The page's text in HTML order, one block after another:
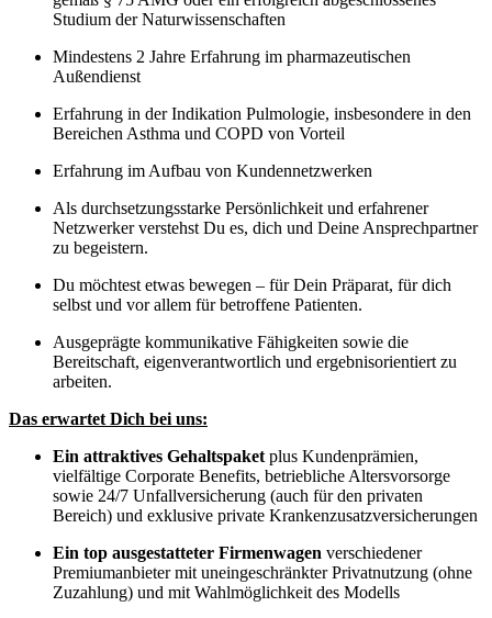
Studium der Naturwissenschaften
Mindestens 2 Jahre Erfahrung im pharmazeutischen
Außendienst
Erfahrung in der Indikation Pulmologie, insbesondere in den
Bereichen Asthma und COPD von Vorteil
Erfahrung im Aufbau von Kundennetzwerken
Als durchsetzungsstarke Persönlichkeit und erfahrener
Netzwerker verstehst Du es, dich und Deine Ansprechpartner
zu begeistern.
Du möchtest etwas bewegen – für Dein Präparat, für dich
selbst und vor allem für betroffene Patienten.
Ausgeprägte kommunikative Fähigkeiten sowie die
Bereitschaft, eigenverantwortlich und ergebnisorientiert zu
arbeiten.
Das erwartet Dich bei uns:
Ein attraktives Gehaltspaket plus Kundenprämien,
vielfältige Corporate Benefits, betriebliche Altersvorsorge
sowie 24/7 Unfallversicherung (auch für den privaten
Bereich) und exklusive private Krankenzusatzversicherungen
Ein top ausgestatteter Firmenwagen verschiedener
Premiumanbieter mit uneingeschränkter Privatnutzung (ohne
Zuzahlung) und mit Wahlmöglichkeit des Modells